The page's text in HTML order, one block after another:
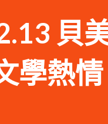
貝
學熱情